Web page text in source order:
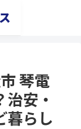
琴電
安・
暮らし